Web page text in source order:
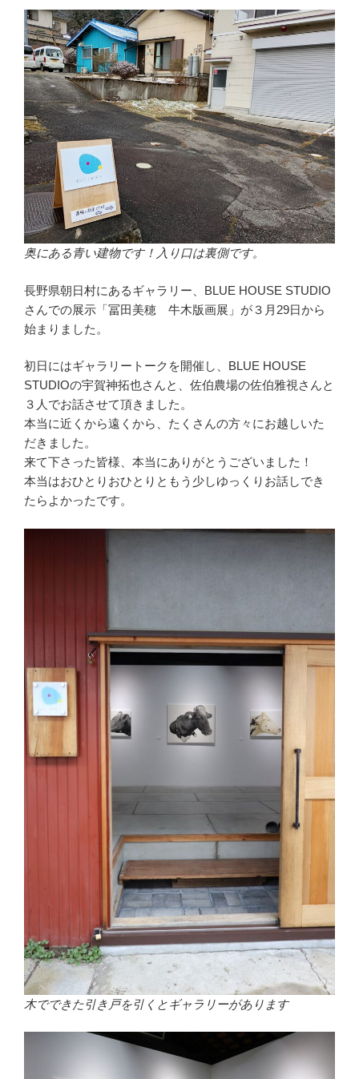
奥にある青い建物です！入り口は裏側です。
長野県朝日村にあるギャラリー、BLUE HOUSE STUDIO
さんでの展示「冨田美穂 牛木版画展」が３月29日から
始まりました。
初日にはギャラリートークを開催し、BLUE HOUSE
STUDIOの宇賀神拓也さんと、佐伯農場の佐伯雅視さんと
３人でお話させて頂きました。
本当に近くから遠くから、たくさんの方々にお越しいた
だきました。
来て下さった皆様、本当にありがとうございました！
本当はおひとりおひとりともう少しゆっくりお話しでき
たらよかったです。
木でできた引き戸を引くとギャラリーがあります